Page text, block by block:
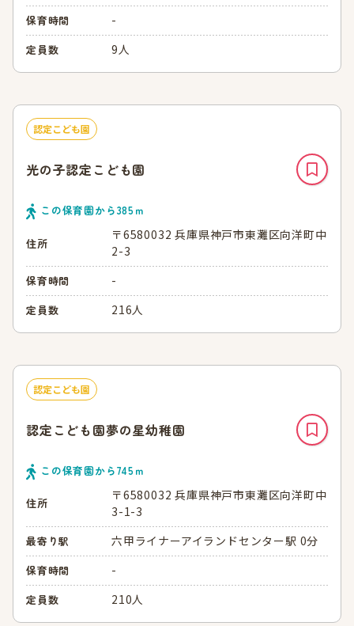
保育時間 -
定員数 9人
認定こども園
光の子認定こども園
この保育園から385ｍ
住所
〒6580032 兵庫県神戸市東灘区向洋町中
2-3
保育時間 -
定員数 216人
認定こども園
認定こども園夢の星幼稚園
この保育園から745ｍ
住所
〒6580032 兵庫県神戸市東灘区向洋町中
3-1-3
最寄り駅 六甲ライナーアイランドセンター駅 0分
保育時間 -
定員数 210人